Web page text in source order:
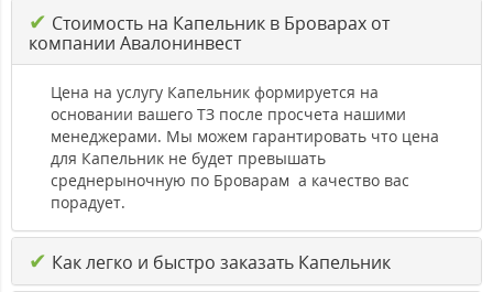
✔ Стоимость на Капельник в Броварах от
компании Авалонинвест
Цена на услугу Капельник формируется на
основании вашего ТЗ после просчета нашими
менеджерами. Мы можем гарантировать что цена
для Капельник не будет превышать
среднерыночную по Броварам а качество вас
порадует.
✔ Как легко и быстро заказать Капельник